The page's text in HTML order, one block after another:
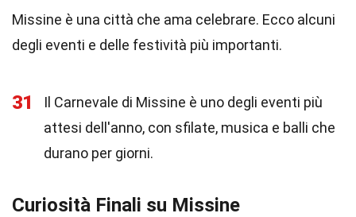
Missine è una città che ama celebrare. Ecco alcuni
degli eventi e delle festività più importanti.
31
Il Carnevale di Missine è uno degli eventi più
attesi dell'anno, con sfilate, musica e balli che
durano per giorni.
Curiosità Finali su Missine